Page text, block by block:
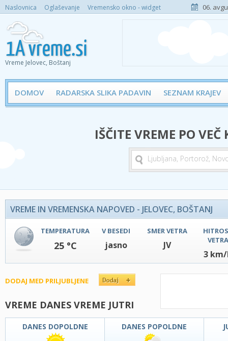
Naslovnica Oglaševanje Vremensko okno - widget 06.
Vreme Jelovec, Boštanj
DOMOV RADARSKA SLIKA PADAVIN SEZNAM KRAJEV
IŠČITE VREME PO
VREME IN VREMENSKA NAPOVED - JELOVEC, BOŠTANJ
TEMPERATURA
25 °C
V BESEDI
jasno
SMER VETRA
JV
VETRA
3
DODAJ MED PRILJUBLJENE
VREME DANES VREME JUTRI
DANES DOPOLDNE DANES POPOLDNE